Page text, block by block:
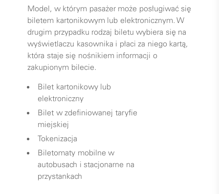
Model, w którym pasażer może posługiwać się
biletem kartonikowym lub elektronicznym. W
drugim przypadku rodzaj biletu wybiera się na
wyświetlaczu kasownika i płaci za niego kartą,
która staje się nośnikiem informacji o
zakupionym bilecie.
Bilet kartonikowy lub
elektroniczny
Bilet w zdefiniowanej taryfie
miejskiej
Tokenizacja
Biletomaty mobilne w
autobusach i stacjonarne na
przystankach